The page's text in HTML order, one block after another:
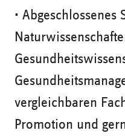
•
vergleichbaren
Promotion und